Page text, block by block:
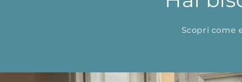
Scopri come